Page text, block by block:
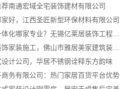
南通宏域全宅装饰建材有限公司
好，江西圣匠新型环保材料有限公司
基装设计施工一体化哪家专业？无锡亿莱居装饰工程材料有限公司专业可靠
佛山禅城品质装饰家装施工，佛山市雅居美家建筑装饰工程有限公司
计公司，华居不锈钢诠释东方韵味
务有限公司：热门家居百货平台优势